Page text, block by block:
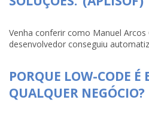
Venha conferir como Manuel
desenvolvedor conseguiu
PORQUE LOW-CODE É
QUALQUER NEGÓCIO?